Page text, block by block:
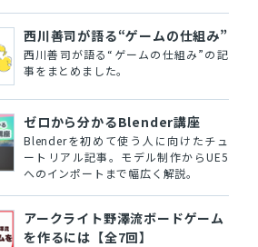
西川善司が語る“ゲームの仕組み”
西川善司が語る“ゲームの仕組み”の記
事をまとめました。
ゼロから分かるBlender講座
Blenderを初めて使う人に向けたチュ
ートリアル記事。モデル制作からUE5
へのインポートまで幅広く解説。
アークライト野澤流ボードゲーム
を作るには【全7回】